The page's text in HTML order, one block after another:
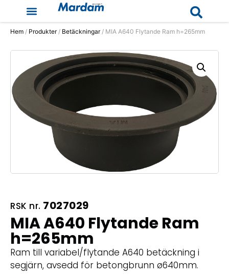
Hem / Produkter/ Betäckningar/ MIA A640 Flytande Ram h=265mm
RSK nr. 7027029
MIA A640 Flytande Ram
h=265mm
Ram till variabel/flytande A640 betäckning i
segjärn, avsedd för betongbrunn ø640mm.